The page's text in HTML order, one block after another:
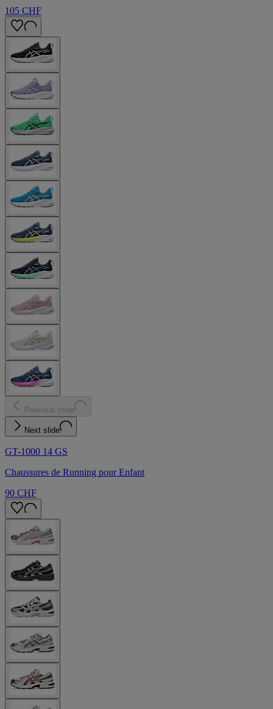
105 CHF
Previous slide
Next slide
GT-1000 14 GS
Chaussures de Running pour Enfant
90 CHF